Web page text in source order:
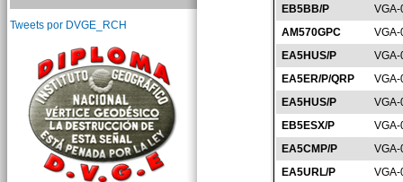
EB5BB/P
AM570GPC
EA5HUS/P
EA5ER/P/QRP
EA5HUS/P
EB5ESX/P
EA5CMP/P
EA5URL/P
Tweets por DVGE_RCH